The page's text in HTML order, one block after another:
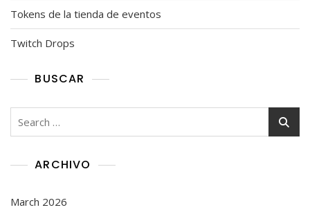
Tokens de la tienda de eventos
Twitch Drops
BUSCAR
Search
ARCHIVO
March 2026